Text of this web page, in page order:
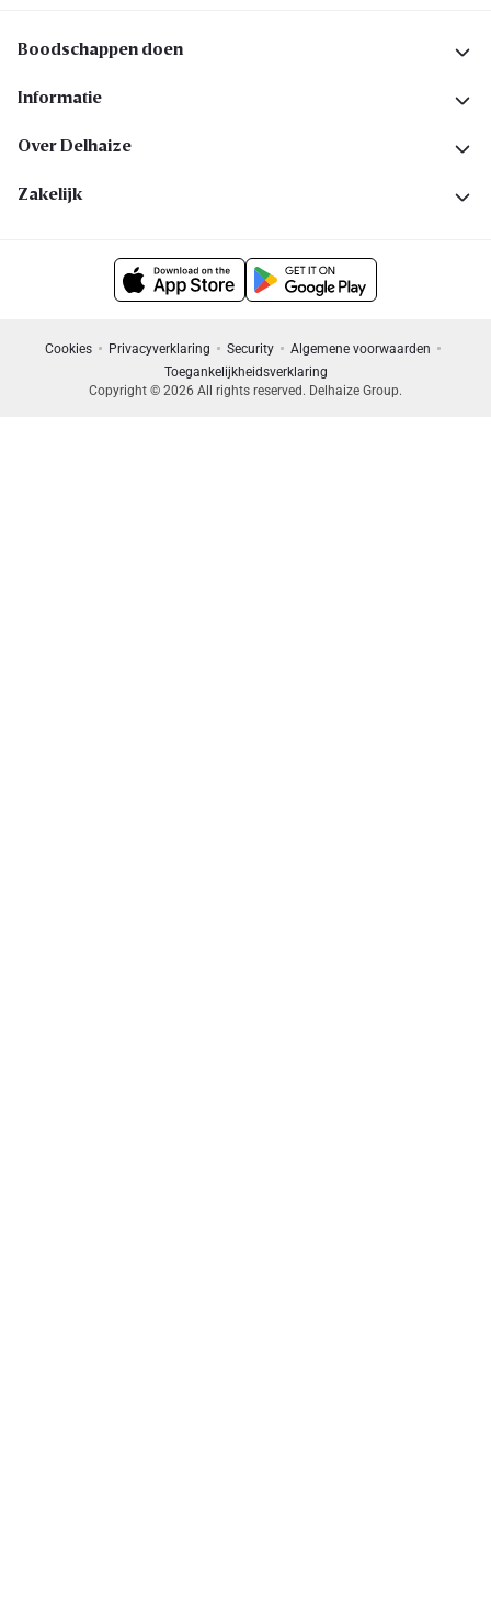
Boodschappen doen
Informatie
Over Delhaize
Zakelijk
Cookies Privacyverklaring Security
Algemene voorwaarden
Toegankelijkheidsverklaring
Copyright © 2026 All rights reserved. Delhaize Group.